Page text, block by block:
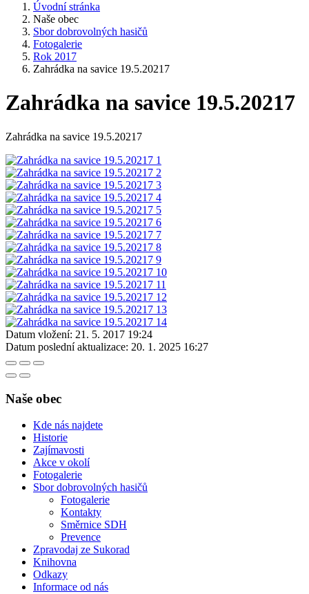
Úvodní stránka
Naše obec
Sbor dobrovolných hasičů
Fotogalerie
Rok 2017
Zahrádka na savice 19.5.20217
Zahrádka na savice 19.5.20217
Zahrádka na savice 19.5.20217
Datum vložení: 21. 5. 2017 19:24
Datum poslední aktualizace: 20. 1. 2025 16:27
Naše obec
Kde nás najdete
Historie
Zajímavosti
Akce v okolí
Fotogalerie
Sbor dobrovolných hasičů
Fotogalerie
Kontakty
Směrnice SDH
Prevence
Zpravodaj ze Sukorad
Knihovna
Odkazy
Informace od nás